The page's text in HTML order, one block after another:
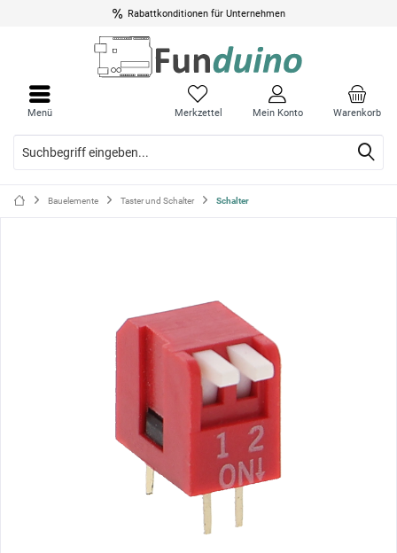
Rabattkonditionen für Unternehmen
Warenkorb
Merkzettel Mein Konto
Menü
Bauelemente Taster und Schalter Schalter